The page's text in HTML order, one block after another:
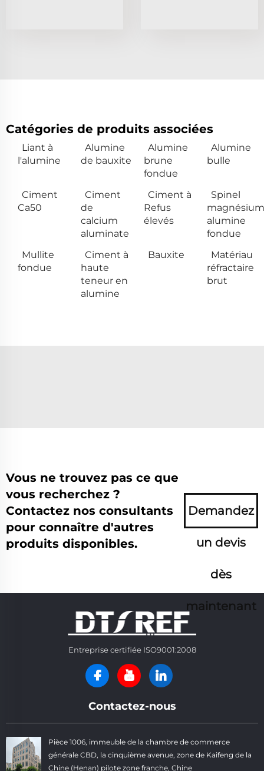
Catégories de produits associées
Liant à
l'alumine
Alumine
de bauxite
Alumine
brune
fondue
Alumine
bulle
Ciment
Ca50
Ciment
de
calcium
aluminate
Ciment à
Refus
élevés
Spinel
magnésium
alumine
fondue
Mullite
fondue
Ciment à
haute
teneur en
alumine
Bauxite
Matériau
réfractaire
brut
Vous ne trouvez pas ce que
vous recherchez ?
Contactez nos consultants
pour connaître d'autres
produits disponibles.
Demandez
un devis
dès
maintenant
Entreprise certifiée ISO9001:2008
Contactez-nous
Pièce 1006, immeuble de la chambre de commerce
générale CBD, la cinquième avenue, zone de Kaifeng de la
Chine (Henan) pilote zone franche, Chine